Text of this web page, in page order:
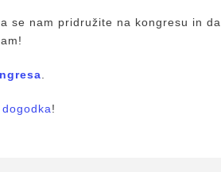
se nam pridružite na kongresu in da
.
!